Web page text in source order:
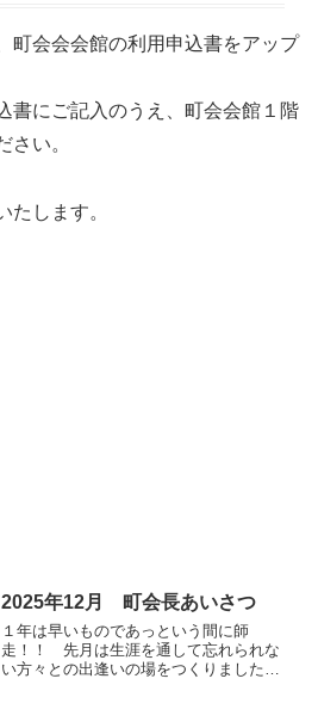
町会会会館の利用申込書をアップ
書にご記入のうえ、町会会館１階
さい。
たします。
2025年12月 町会長あいさつ
１年は早いものであっという間に師
走！！ 先月は生涯を通して忘れられな
い方々との出逢いの場をつくりました。